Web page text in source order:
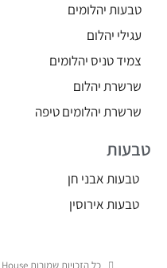
טבעות יהלומים
עגילי יהלום
צמיד טניס יהלומים
שרשרת יהלום
שרשרת יהלומים טיפה
טבעות
טבעות אבני חן
טבעות אירוסין